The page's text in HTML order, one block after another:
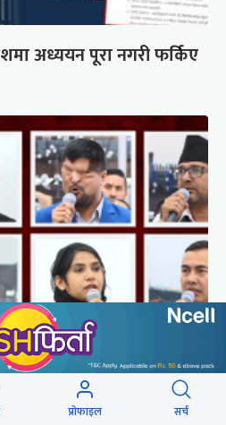
अध्ययन पूरा नगरी फर्किए
खोजे सरकार
प्रोफाइल सर्च